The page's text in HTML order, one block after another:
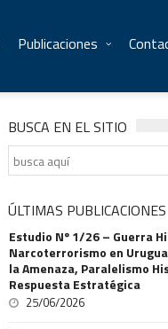
Publicaciones
BUSCA EN EL SITIO
ÚLTIMAS PUBLICACIONES
Estudio Nº 1/26 – Guerra
Narcoterrorismo en
la Amenaza, Paralelismo
Respuesta Estratégica
25/06/2026